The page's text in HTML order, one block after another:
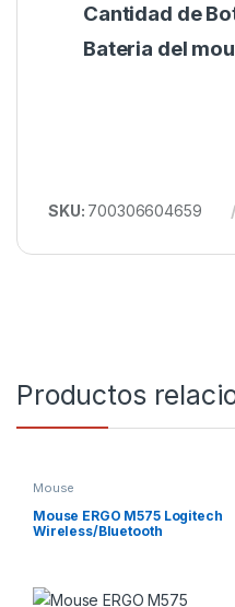
Cantidad de
Bateria del
SKU: 700306604659
Productos
Mouse
Mouse ERGO M575 Logitech
Wireless/Bluetooth